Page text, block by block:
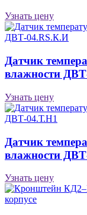
Узнать цену
Датчик
влажности
Узнать цену
Датчик
влажности
Узнать цену